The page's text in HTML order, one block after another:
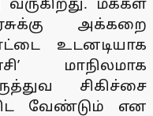
அக்கறை
உடனடியாக
மாநிலமாக
சிகிச்சை
வேண்டும் என